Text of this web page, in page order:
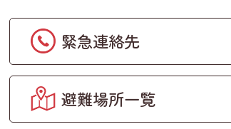
緊急連絡先
避難場所一覧